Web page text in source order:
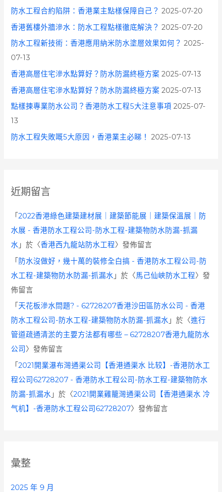
防水工程合約陷阱：香港業主點樣保障自己？ 2025-07-20
香港舊樓外牆滲水：防水工程點樣徹底解決？ 2025-07-20
防水工程新技術：香港應用納米防水塗層效果如何？ 2025-
07-13
香港高層住宅滲水點算好？防水防漏終極方案 2025-07-13
香港高層住宅滲水點算好？防水防漏終極方案 2025-07-13
點樣揀專業防水公司？香港防水工程5大注意事項 2025-07-
13
防水工程失敗嘅5大原因，香港業主必睇！
2025-07-13
近期留言
「2022香港綠色建築建材展｜建築節能展｜建築保溫展｜防
水展 - 香港防水工程公司-防水工程-建築物防水防漏-抓漏
水 」於〈香港西九龍站防水工程〉發佈留言
「 防水沒做好，幾十萬的裝修全白搞 - 香港防水工程公司-防
水工程-建築物防水防漏-抓漏水 」於〈馬己仙峽防水工程〉發
佈留言
「 天花板滲水問題? - 62728207香港沙田區防水公司 - 香港
防水工程公司-防水工程-建築物防水防漏-抓漏水 」於〈進行
管道疏通清淤的主要方法都有哪些 – 62728207香港九龍防水
公司 〉發佈留言
「2021開業瀑布灣通渠公司【香港通渠水 比较】-香港防水工
程公司62728207 - 香港防水工程公司-防水工程-建築物防水
防漏-抓漏水 」於〈2021開業雞籠灣通渠公司【香港通渠水 冷
气机】-香港防水工程公司62728207〉發佈留言
彙整
2025 年 9 月